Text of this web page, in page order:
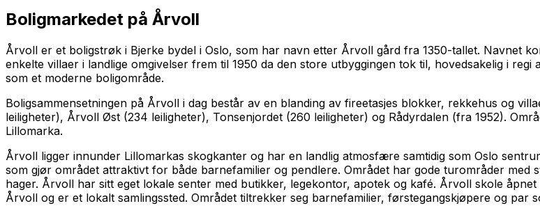
Boligmarkedet på Årvoll
Årvoll er et boligstrøk i Bjerke bydel i Oslo, som har navn etter Årvoll gård fra 1350-tallet. Navnet
enkelte villaer i landlige omgivelser frem til 1950 da den store utbyggingen tok til, hovedsakelig i
som et moderne boligområde.
Boligsammensetningen på Årvoll i dag består av en blanding av fireetasjes blokker, rekkehus og
leiligheter), Årvoll Øst (234 leiligheter), Tonsenjordet (260 leiligheter) og Rådyrdalen (fra 1952).
Lillomarka.
Årvoll ligger innunder Lillomarkas skogkanter og har en landlig atmosfære samtidig som Oslo
som gjør området attraktivt for både barnefamilier og pendlere. Området har gode turområder
hager. Årvoll har sitt eget lokale senter med butikker, legekontor, apotek og kafé. Årvoll skole
Årvoll og er et lokalt samlingssted. Området tiltrekker seg barnefamilier, førstegangskjøpere og par